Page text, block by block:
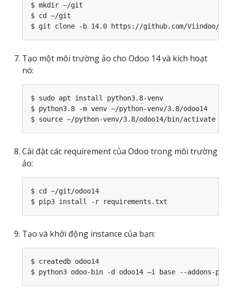
$ mkdir ~/git
$ cd ~/git
Tạo một môi trường ảo cho Odoo 14 và kích hoạt
nó:
$ sudo apt install python3.8-venv
$ python3.8 -m venv ~/python-venv/3.8/odoo14
Cài đặt các requirement của Odoo trong môi trường
ảo:
$ cd ~/git/odoo14
Tạo và khởi động instance của bạn:
$ createdb odoo14